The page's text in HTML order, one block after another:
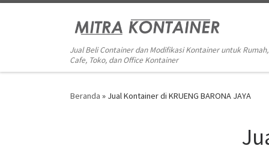
Jual Beli Container dan Modifikasi Kontainer untuk Rumah,
Cafe, Toko, dan Office Kontainer
Beranda » Jual Kontainer di KRUENG BARONA JAYA